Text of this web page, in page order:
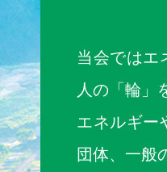
当会ではエ
人の「輪」
エネルギー
団体、一般